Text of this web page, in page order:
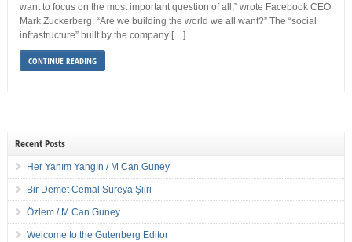
want to focus on the most important question of all,” wrote Facebook CEO
Mark Zuckerberg. “Are we building the world we all want?” The “social
infrastructure” built by the company […]
CONTINUE READING
Recent Posts
Her Yanım Yangın / M Can Guney
Bir Demet Cemal Süreya Şiiri
Özlem / M Can Guney
Welcome to the Gutenberg Editor